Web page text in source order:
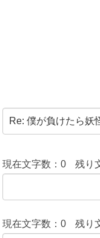
現在文字数：0 残り
現在文字数：0 残り